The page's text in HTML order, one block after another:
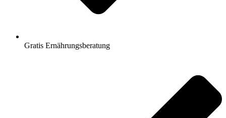
Gratis Ernährungsberatung